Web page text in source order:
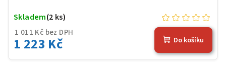
1 011 Kč bez DPH
1 223 Kč
Skladem(2 ks)
Do košíku